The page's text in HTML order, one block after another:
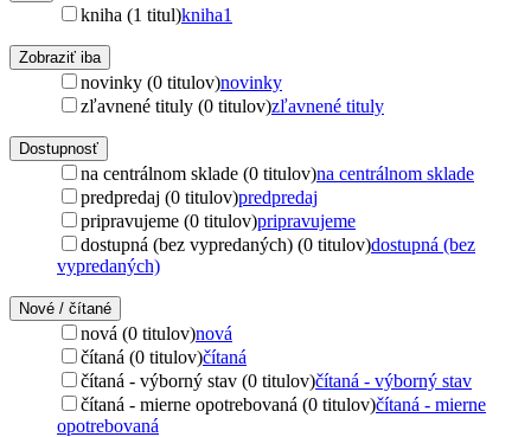
kniha (1 titul)kniha1
Zobraziť iba
novinky (0 titulov)novinky
zľavnené tituly (0 titulov)zľavnené tituly
Dostupnosť
na centrálnom sklade (0 titulov)na centrálnom sklade
predpredaj (0 titulov)predpredaj
pripravujeme (0 titulov)pripravujeme
dostupná (bez vypredaných) (0 titulov)dostupná (bez
vypredaných)
Nové / čítané
nová (0 titulov)nová
čítaná (0 titulov)čítaná
čítaná - výborný stav (0 titulov)čítaná - výborný stav
čítaná - mierne opotrebovaná (0 titulov)čítaná - mierne
opotrebovaná